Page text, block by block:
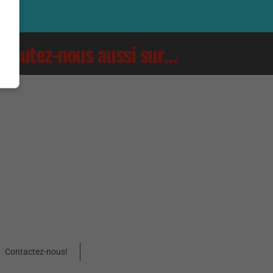
Écoutez-nous aussi sur…
Contactez-nous!